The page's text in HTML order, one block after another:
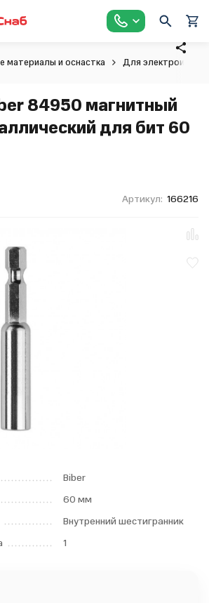
материалы и оснастка Для
84950 магнитный
для бит 60
Артикул: 166216
Biber
60 мм
Внутренний шестигранник
1